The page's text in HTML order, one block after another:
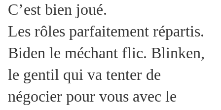
C’est bien joué.
Les rôles parfaitement répartis.
Biden le méchant flic. Blinken,
le gentil qui va tenter de
négocier pour vous avec le